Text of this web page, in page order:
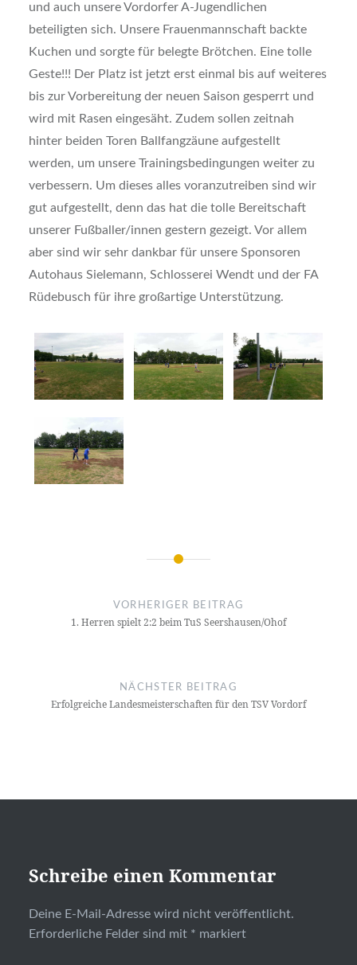
und auch unsere Vordorfer A-Jugendlichen
beteiligten sich. Unsere Frauenmannschaft backte
Kuchen und sorgte für belegte Brötchen. Eine tolle
Geste!!! Der Platz ist jetzt erst einmal bis auf weiteres
bis zur Vorbereitung der neuen Saison gesperrt und
wird mit Rasen eingesäht. Zudem sollen zeitnah
hinter beiden Toren Ballfangzäune aufgestellt
werden, um unsere Trainingsbedingungen weiter zu
verbessern. Um dieses alles voranzutreiben sind wir
gut aufgestellt, denn das hat die tolle Bereitschaft
unserer Fußballer/innen gestern gezeigt. Vor allem
aber sind wir sehr dankbar für unsere Sponsoren
Autohaus Sielemann, Schlosserei Wendt und der FA
Rüdebusch für ihre großartige Unterstützung.
Beitragsnavigation
VORHERIGER BEITRAG
1. Herren spielt 2:2 beim TuS Seershausen/Ohof
NÄCHSTER BEITRAG
Erfolgreiche Landesmeisterschaften für den TSV Vordorf
Schreibe einen Kommentar
Deine E-Mail-Adresse wird nicht veröffentlicht.
Erforderliche Felder sind mit * markiert